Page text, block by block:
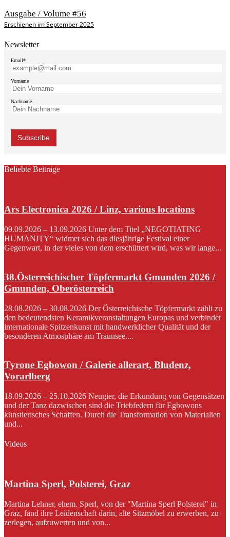
Ausgabe / Volume #56
Erschienen im September 2025
Newsletter
Email*
Vorname
Nachname
Beliebte Beiträge
Ars Electronica 2026 / Linz, various locations
09.09.2026 – 13.09.2026 Unter dem Titel „NEGOTIATING
HUMANITY“ widmet sich das diesjährige Festival einer
Gegenwart, in der vieles von dem erschüttert wird, was wir lange...
38.Österreichischer Töpfermarkt Gmunden 2026 /
Gmunden, Oberösterreich
28.08.2026 – 30.08.2026 Der Österreichische Töpfermarkt zählt zu
den bedeutendsten Keramikveranstaltungen Europas und verbindet
internationale Spitzenkunst mit handwerklicher Qualität und der
besonderen Atmosphäre am Traunsee....
Tyrone Egbowon / Galerie allerart, Bludenz,
Vorarlberg
18.09.2026 – 25.10.2026 Neugier, die Erkundung von Gegensätzen
und der Tanz dazwischen sind die Triebfedern für Egbowons
künstlerisches Schaffen. Durch die Transformation von Materialien
und...
Videos
Martina Sperl, Polsterei, Graz
Martina Lehner, ehem. Sperl, von der "Martina Sperl Polsterei" in
Graz, fand ihre Leidenschaft darin, alte Sitzmöbel zu erwerben, zu
zerlegen, aufzuwerten und von...